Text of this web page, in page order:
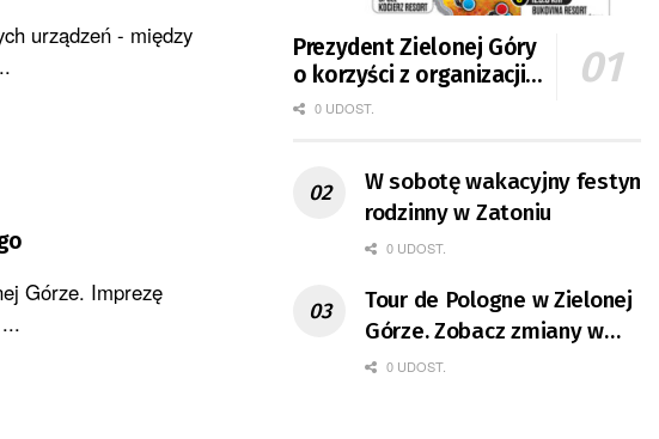
urządzeń - między
Górze. Imprezę
Prezydent Zielonej Góry
o korzyści z organizacji
mety Tour de Pologne
0 UDOST.
W sobotę wakacyjny festyn
rodzinny w Zatoniu
0 UDOST.
Tour de Pologne w Zielonej
Górze. Zobacz zmiany w
organizacji ruchu
0 UDOST.